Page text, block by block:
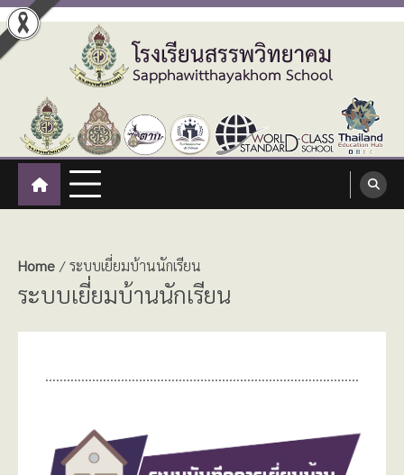
Skip
to
content
โรงเรียนสรรพวิทยาคม
:: โรงเรียนสรรพวิทยาคม อำเภอแม่สอด จังหวัดตาก ::
Sapphawitthayakhom School
Home ระบบเยี่ยมบ้านนักเรียน
ระบบเยี่ยมบ้านนักเรียน
……………………………………………………………………………